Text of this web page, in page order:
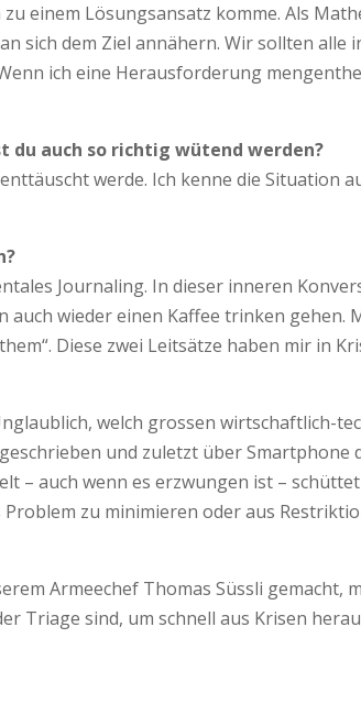
einem Lösungsansatz komme. Als
sich dem Ziel annähern. Wir sollten alle
ich eine Herausforderung
du auch so richtig wütend werden?
werde. Ich kenne die Situation
Journaling. In dieser inneren
wieder einen Kaffee trinken
Diese zwei Leitsätze haben mir in
welch grossen wirtschaftlich-
und zuletzt über
– auch wenn es erzwungen ist –
zu minimieren oder aus
Armeechef Thomas Süssli gemacht,
Triage sind, um schnell aus Krisen